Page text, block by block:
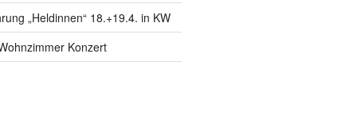
„Heldinnen“ 18.+19.4. in KW
Konzert